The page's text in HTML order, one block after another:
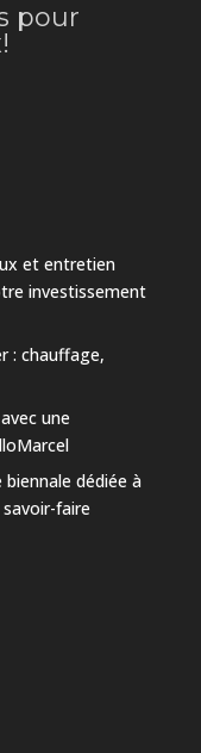
pour
et entretien
investissement
: chauffage,
une
dédiée à
faire